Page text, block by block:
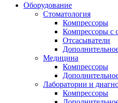
Оборудование
Стоматология
Компрессоры
Компрессоры с
Отсасыватели
Медицина
Компрессоры
Лаборатории и
Компрессоры